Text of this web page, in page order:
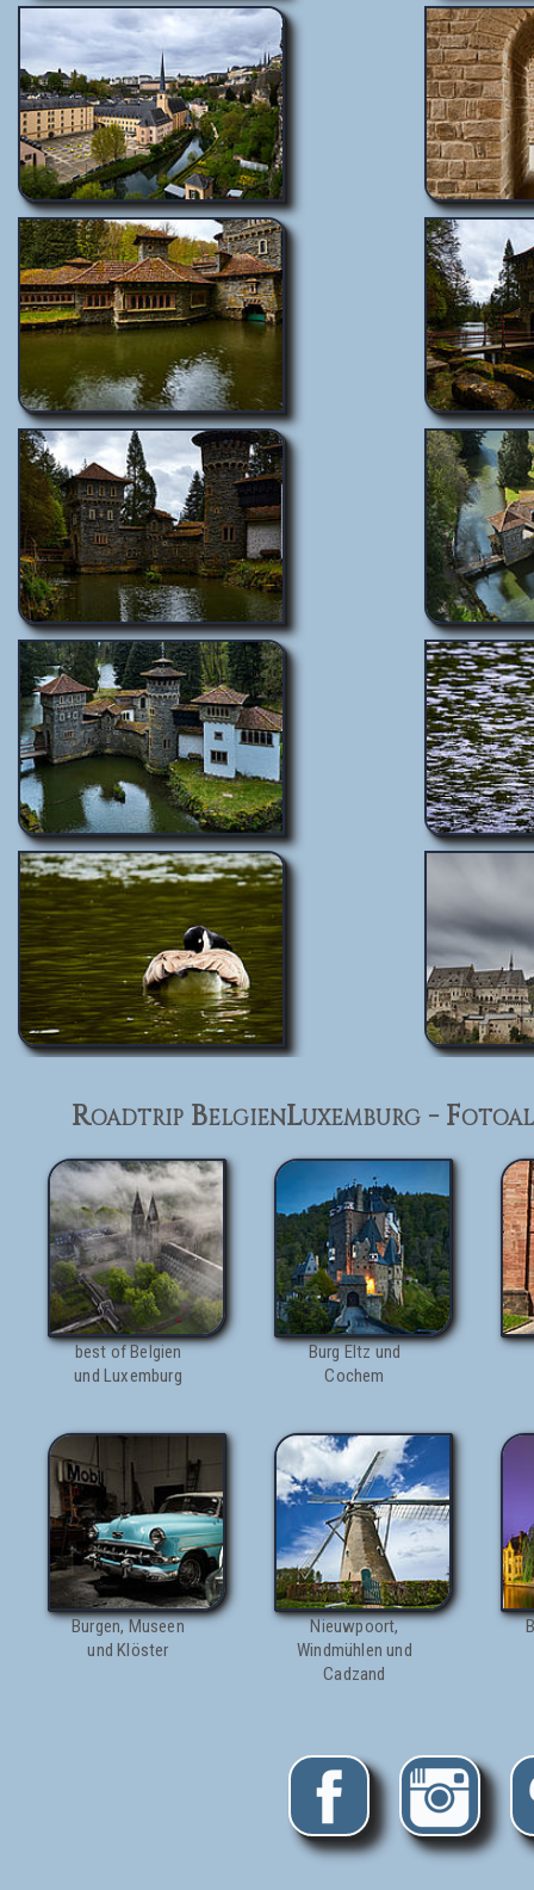
Roadtrip BelgienLuxemburg -
best of Belgien
und Luxemburg
Burg Eltz und
Cochem
Burgen, Museen
und Klöster
Nieuwpoort,
Windmühlen und
Cadzand